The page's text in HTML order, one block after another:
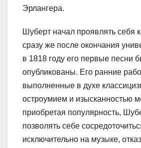
Эрлангера.
Шуберт начал проявлять себя
сразу же после окончания
в 1818 году его первые песни
опубликованы. Его ранние
выполненные в духе
остроумием и изысканностью
приобретая популярность,
позволять себе
исключительно на музыке,